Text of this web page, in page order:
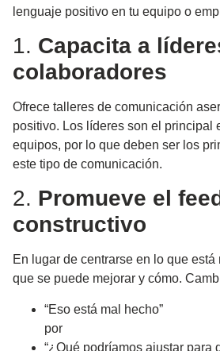
lenguaje positivo en tu equipo o
1. Capacita a
colaboradores
Ofrece talleres de comunicación
positivo. Los líderes son el principal
equipos, por lo que deben ser los
este tipo de comunicación.
2. Promueve el
constructivo
En lugar de centrarse en lo que
que se puede mejorar y cómo.
“Eso está mal hecho”
por
“¿Qué podríamos ajustar para